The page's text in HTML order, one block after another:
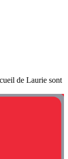
de Laurie sont